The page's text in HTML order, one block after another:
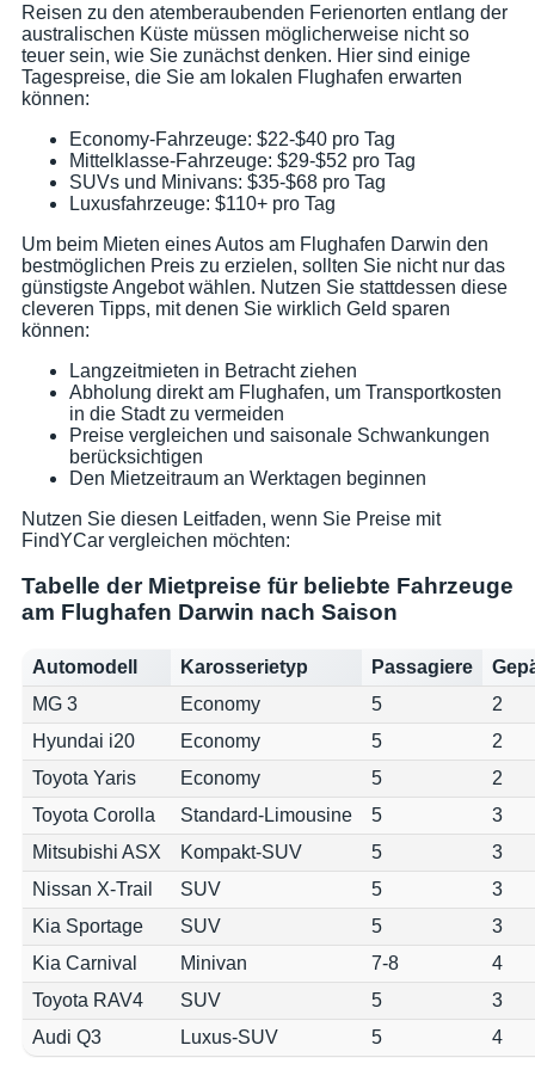
Reisen zu den atemberaubenden Ferienorten entlang der
australischen Küste müssen möglicherweise nicht so
teuer sein, wie Sie zunächst denken. Hier sind einige
Tagespreise, die Sie am lokalen Flughafen erwarten
können:
Economy-Fahrzeuge: $22-$40 pro Tag
Mittelklasse-Fahrzeuge: $29-$52 pro Tag
SUVs und Minivans: $35-$68 pro Tag
Luxusfahrzeuge: $110+ pro Tag
Um beim Mieten eines Autos am Flughafen Darwin den
bestmöglichen Preis zu erzielen, sollten Sie nicht nur das
günstigste Angebot wählen. Nutzen Sie stattdessen diese
cleveren Tipps, mit denen Sie wirklich Geld sparen
können:
Langzeitmieten in Betracht ziehen
Abholung direkt am Flughafen, um Transportkosten
in die Stadt zu vermeiden
Preise vergleichen und saisonale Schwankungen
berücksichtigen
Den Mietzeitraum an Werktagen beginnen
Nutzen Sie diesen Leitfaden, wenn Sie Preise mit
FindYCar vergleichen möchten:
Tabelle der Mietpreise für beliebte Fahrzeuge
am Flughafen Darwin nach Saison
Automodell Karosserietyp Passagiere
MG 3
Economy 5
2
Hyundai i20
Economy 5
2
Toyota Yaris
Economy 5
2
Toyota Corolla
Standard-Limousine 5
3
Mitsubishi ASX
Kompakt-SUV 5
3
Nissan X-Trail
SUV 5
3
Kia Sportage
SUV 5
3
Kia Carnival
Minivan 7-8
4
Toyota RAV4
SUV 5
3
Audi Q3
Luxus-SUV 5 4